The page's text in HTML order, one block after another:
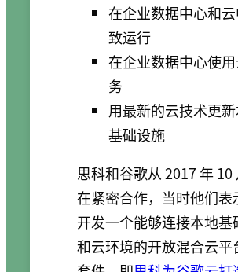
在企业数据中心和
致运行
在企业数据中心使
务
用最新的云技术更
基础设施
思科和谷歌从 2017 年 10
在紧密合作，当时他们表
开发一个能够连接本地基
和云环境的开放混合云平